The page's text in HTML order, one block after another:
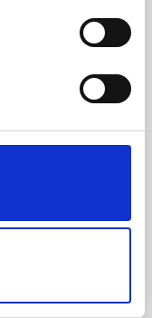
av varer
på nett
og levering